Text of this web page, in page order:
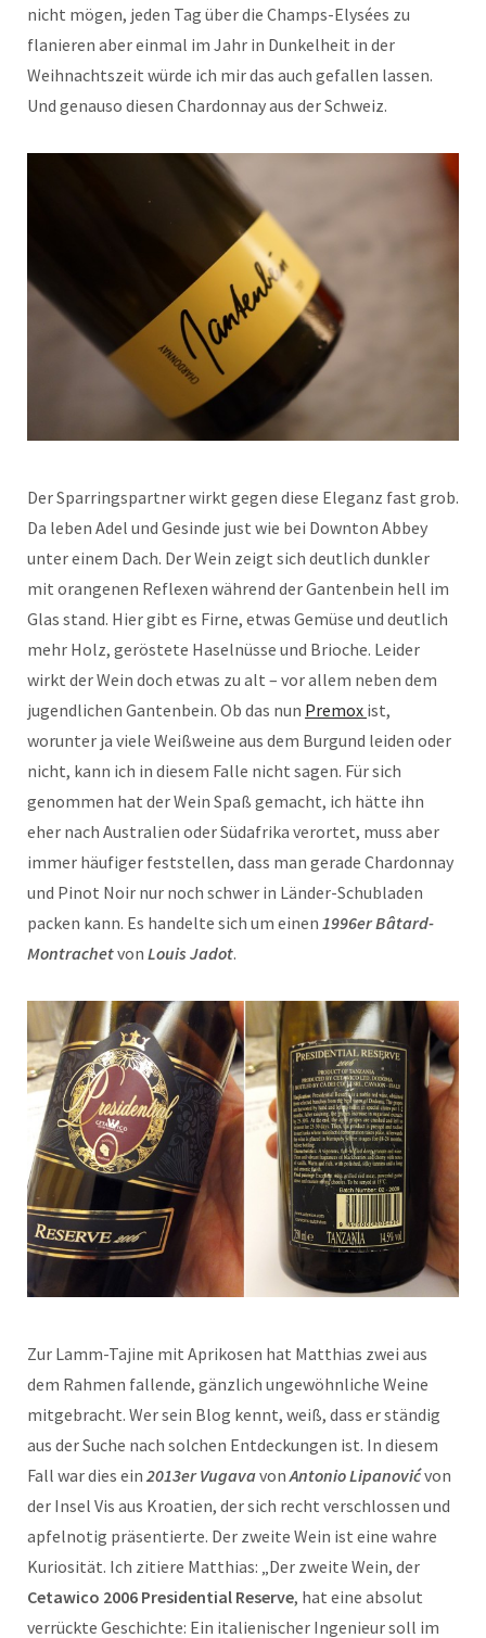
nicht mögen, jeden Tag über die Champs-Elysées zu
flanieren aber einmal im Jahr in Dunkelheit in der
Weihnachtszeit würde ich mir das auch gefallen lassen.
Und genauso diesen Chardonnay aus der Schweiz.
Der Sparringspartner wirkt gegen diese Eleganz fast grob.
Da leben Adel und Gesinde just wie bei Downton Abbey
unter einem Dach. Der Wein zeigt sich deutlich dunkler
mit orangenen Reflexen während der Gantenbein hell im
Glas stand. Hier gibt es Firne, etwas Gemüse und deutlich
mehr Holz, geröstete Haselnüsse und Brioche. Leider
wirkt der Wein doch etwas zu alt – vor allem neben dem
jugendlichen Gantenbein. Ob das nun Premox ist,
worunter ja viele Weißweine aus dem Burgund leiden oder
nicht, kann ich in diesem Falle nicht sagen. Für sich
genommen hat der Wein Spaß gemacht, ich hätte ihn
eher nach Australien oder Südafrika verortet, muss aber
immer häufiger feststellen, dass man gerade Chardonnay
und Pinot Noir nur noch schwer in Länder-Schubladen
packen kann. Es handelte sich um einen 1996er Bâtard-
Montrachetvon Louis Jadot.
Zur Lamm-Tajine mit Aprikosen hat Matthias zwei aus
dem Rahmen fallende, gänzlich ungewöhnliche Weine
mitgebracht. Wer sein Blog kennt, weiß, dass er ständig
aus der Suche nach solchen Entdeckungen ist. In diesem
Fall war dies ein 2013er Vugavavon Antonio Lipanovićvon
der Insel Vis aus Kroatien, der sich recht verschlossen und
apfelnotig präsentierte. Der zweite Wein ist eine wahre
Kuriosität. Ich zitiere Matthias: „Der zweite Wein, der
Cetawico 2006 Presidential Reserve, hat eine absolut
verrückte Geschichte: Ein italienischer Ingenieur soll im